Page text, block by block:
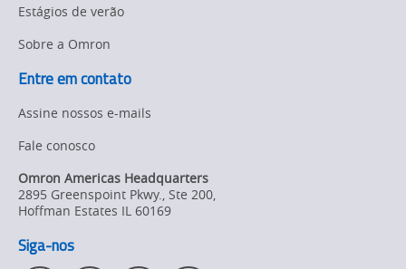
Estágios de verão
Sobre a Omron
Entre em contato
Assine nossos e-mails
Fale conosco
Omron Americas Headquarters
2895 Greenspoint Pkwy., Ste 200,
Hoffman Estates IL 60169
Siga-nos